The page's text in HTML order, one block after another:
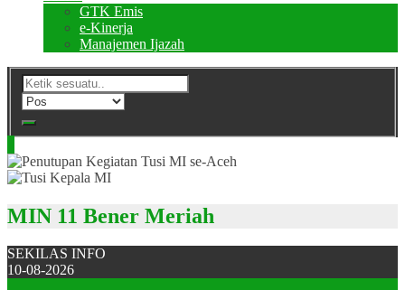
GTK Emis
e-Kinerja
Manajemen Ijazah
MIN 11 Bener Meriah
SEKILAS INFO
10-08-2026